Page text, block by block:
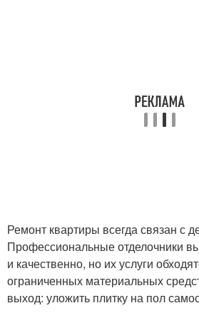
Ремонт квартиры всегда связан с
Профессиональные отделочники
и качественно, но их услуги
ограниченных материальных
выход: уложить плитку на пол